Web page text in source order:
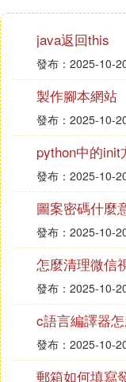
java返回this
發布：2025-10-
製作腳本網站
發布：2025-10-
python中的init
發布：2025-10-
圖案密碼什麼
發布：2025-10-
怎麼清理微信
發布：2025-10-
c語言編譯器
發布：2025-10-
郵箱如何填寫